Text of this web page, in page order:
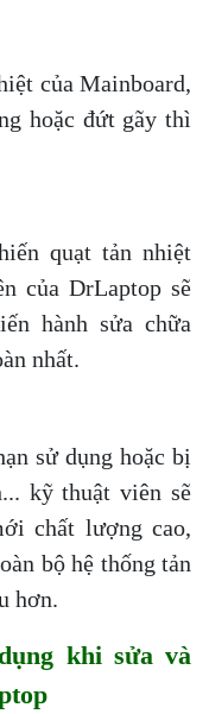
của Mainboard,
hoặc đứt gãy thì
quạt tản nhiệt
của DrLaptop sẽ
hành sửa chữa
nhất.
sử dụng hoặc bị
kỹ thuật viên sẽ
chất lượng cao,
bộ hệ thống tản
hơn.
khi sửa và